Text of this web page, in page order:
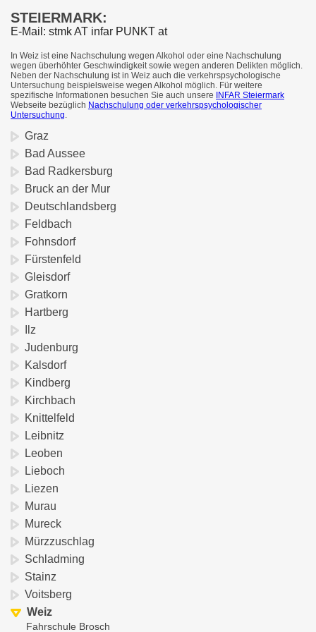
STEIERMARK:
E-Mail: stmk AT infar PUNKT at
In Weiz ist eine Nachschulung wegen Alkohol oder eine Nachschulung
wegen überhöhter Geschwindigkeit sowie wegen anderen Delikten möglich.
Neben der Nachschulung ist in Weiz auch die verkehrspsychologische
Untersuchung beispielsweise wegen Alkohol möglich. Für weitere
spezifische Informationen besuchen Sie auch unsere
INFAR Steiermark
Webseite bezüglich Nachschulung oder verkehrspsychologischer
Untersuchung.
Graz
Bad Aussee
Bad Radkersburg
Bruck an der Mur
Deutschlandsberg
Feldbach
Fohnsdorf
Fürstenfeld
Gleisdorf
Gratkorn
Hartberg
Ilz
Judenburg
Kalsdorf
Kindberg
Kirchbach
Knittelfeld
Leibnitz
Leoben
Lieboch
Liezen
Murau
Mureck
Mürzzuschlag
Schladming
Stainz
Voitsberg
Weiz
Fahrschule Brosch